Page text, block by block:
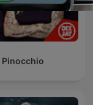
Pinocchio